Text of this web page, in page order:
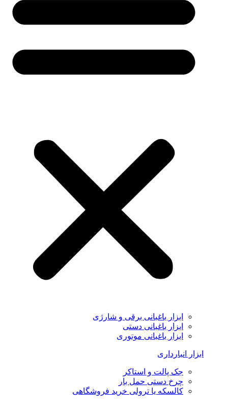
ابزار باغبانی برقی و شارژی
ابزار باغبانی دستی
ابزار باغبانی موتوری
ابزار انبارداری
جک پالت و استاکر
چرخ دستی حمل بار
کالسکه یا ترولی خرید فروشگاهی